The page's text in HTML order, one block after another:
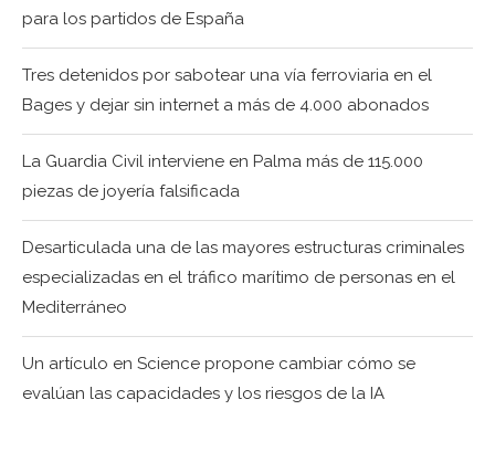
para los partidos de España
Tres detenidos por sabotear una vía ferroviaria en el
Bages y dejar sin internet a más de 4.000 abonados
La Guardia Civil interviene en Palma más de 115.000
piezas de joyería falsificada
Desarticulada una de las mayores estructuras criminales
especializadas en el tráfico marítimo de personas en el
Mediterráneo
Un artículo en Science propone cambiar cómo se
evalúan las capacidades y los riesgos de la IA